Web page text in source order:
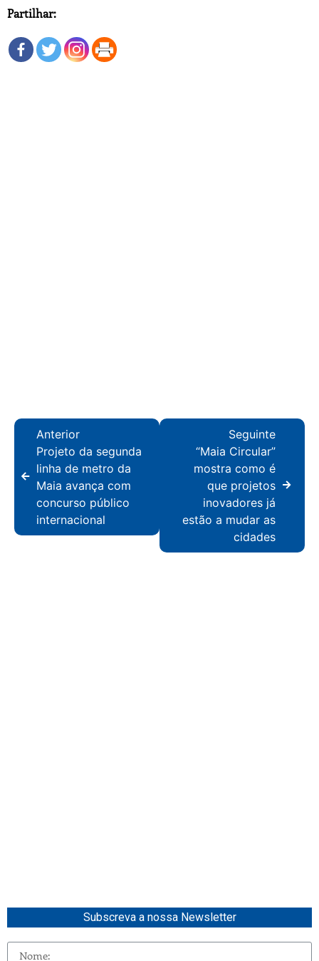
Partilhar:
Anterior
Projeto da segunda
linha de metro da
Maia avança com
concurso público
internacional
Seguinte
“Maia Circular”
mostra como é
que projetos
inovadores já
estão a mudar as
cidades
Subscreva a nossa Newsletter